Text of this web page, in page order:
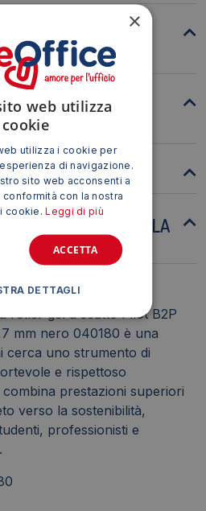
SULLA
L'USO SU DIVERSI
IN ALTRI COLORI?
CORRETTAMENTE LA
roller gel a scatto Pilot B2P
mm nero 040180 è una
cerca uno strumento di
e rispettoso
prestazioni superiori
verso la sostenibilità,
professionisti e
×
web utilizza
cookie
utilizza i cookie per
di navigazione.
sito web acconsenti a
con la nostra
cookie.Leggi di più
ACCETTA
DETTAGLI